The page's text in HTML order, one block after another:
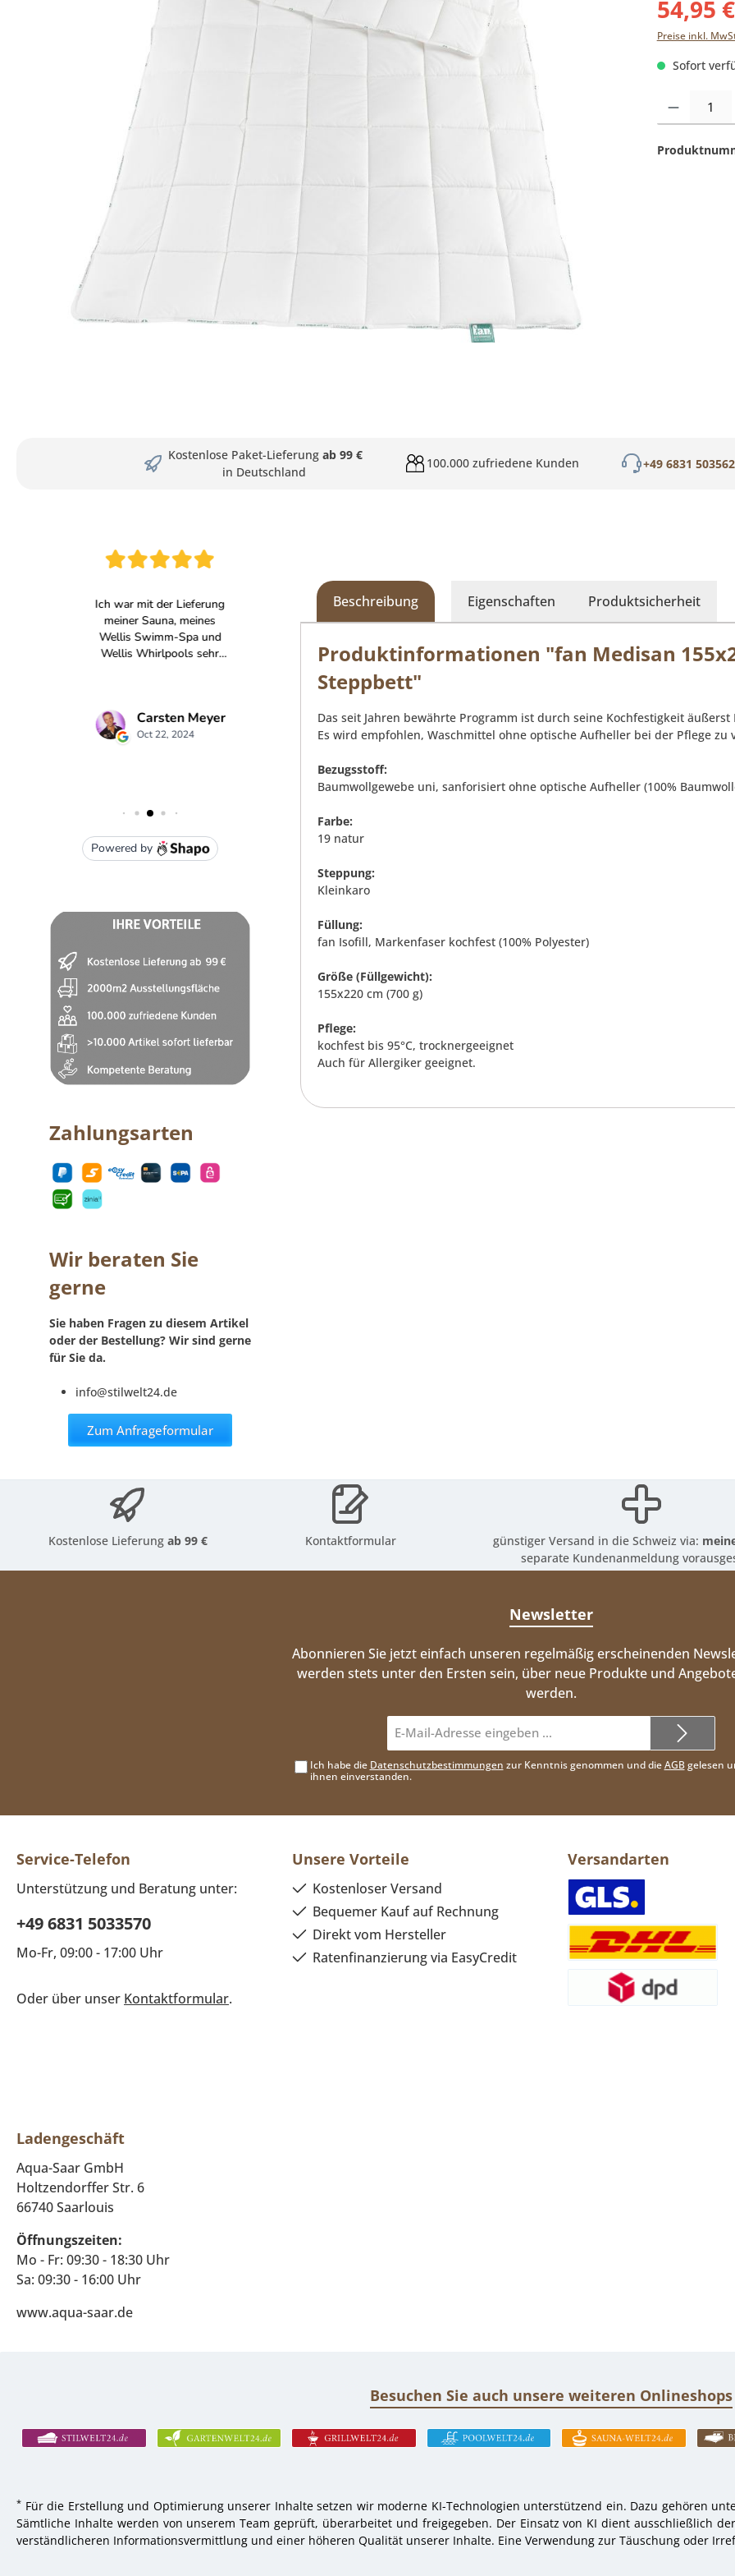
54,95
Preise inkl.
Sofort
Kostenlose Paket-Lieferung ab 99 €
in Deutschland
100.000 zufriedene Kunden +49 6831
Zahlungsarten
Wir beraten Sie
gerne
Sie haben Fragen zu diesem Artikel
oder der Bestellung? Wir sind gerne
für Sie da.
info@stilwelt24.de
Zum Anfrageformular
Beschreibung Eigenschaften Produktsicherheit
Produktinformationen "fan Medisan
Steppbett"
Das seit Jahren bewährte Programm ist durch seine Kochfestigkeit äußerst
Es wird empfohlen, Waschmittel ohne optische Aufheller bei der Pflege zu
Bezugsstoff:
Baumwollgewebe uni, sanforisiert ohne optische Aufheller (100%
Farbe:
19 natur
Steppung:
Kleinkaro
Füllung:
fan Isofill, Markenfaser kochfest (100% Polyester)
Größe (Füllgewicht):
155x220 cm (700 g)
Pflege:
kochfest bis 95°C, trocknergeeignet
Auch für Allergiker geeignet.
Kostenlose Lieferungab 99 € Kontaktformular günstiger Versand in die Schweiz via:
separate Kundenanmeldung
Newsletter
Abonnieren Sie jetzt einfach unseren regelmäßig erscheinenden
werden stets unter den Ersten sein, über neue Produkte und
werden.
Mail-
Adresse*
Ich habe die Datenschutzbestimmungen zur Kenntnis genommen und dieAGBgelesen
ihnen einverstanden.
Service-Telefon
Unterstützung und Beratung unter:
+49 6831 5033570
Mo-Fr, 09:00 - 17:00 Uhr
Oder über unser Kontaktformular.
Unsere Vorteile
Kostenloser Versand
Bequemer Kauf auf Rechnung
Direkt vom Hersteller
Ratenfinanzierung via EasyCredit
Versandarten
Ladengeschäft
Aqua-Saar GmbH
Holtzendorffer Str. 6
66740 Saarlouis
Öffnungszeiten:
Mo - Fr: 09:30 - 18:30 Uhr
Sa: 09:30 - 16:00 Uhr
www.aqua-saar.de
Besuchen Sie auch unsere weiteren Onlineshops
* Für die Erstellung und Optimierung unserer Inhalte setzen wir moderne KI-Technologien unterstützend ein. Dazu gehören
Sämtliche Inhalte werden von unserem Team geprüft, überarbeitet und freigegeben. Der Einsatz von KI dient ausschließlich
verständlicheren Informationsvermittlung und einer höheren Qualität unserer Inhalte. Eine Verwendung zur Täuschung oder